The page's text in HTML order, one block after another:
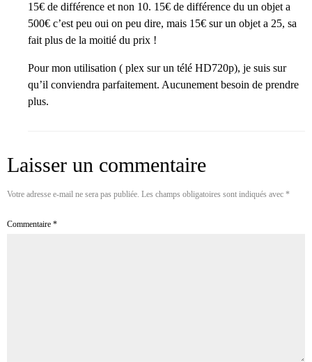
15€ de différence et non 10. 15€ de différence du un objet a
500€ c’est peu oui on peu dire, mais 15€ sur un objet a 25, sa
fait plus de la moitié du prix !
Pour mon utilisation ( plex sur un télé HD720p), je suis sur
qu’il conviendra parfaitement. Aucunement besoin de prendre
plus.
Laisser un commentaire
Votre adresse e-mail ne sera pas publiée. Les champs obligatoires sont indiqués avec *
Commentaire *